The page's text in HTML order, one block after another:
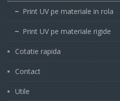
Print UV pe materiale in rola
Print UV pe materiale rigide
Cotatie rapida
Contact
Utile